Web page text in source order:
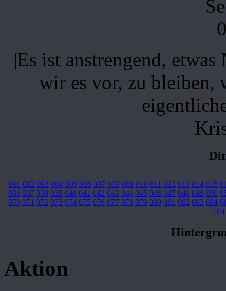
|Es ist anstrengend,
wir es vor, zu bleiben,
001 002 003 004 005 006 007 008 009 010 011 012 013 014 015
036 037 038 039 040 041 042 043 044 045 046 047 048 049 050
070 071 072 073 074 075 076 077 078 079 080 081 082 083 084
104
Aktion